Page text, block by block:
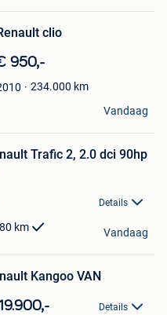
clio
950,-
234.000 km
Vandaag
Trafic 2, 2.0 dci 90hp
Details
km Vandaag
Kangoo VAN
Details